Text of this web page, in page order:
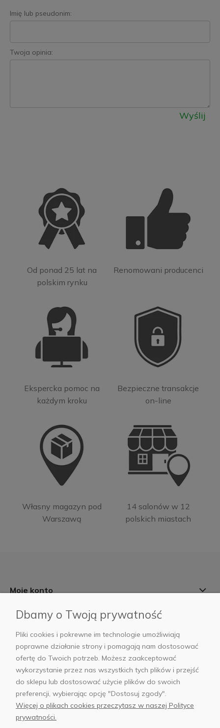
Imię lub pseudonim:
Twoja opinia:
Wyślij
Od ponad 25 lat na
polskim rynku
Renomowani producenci
Ekspercka pomoc na
każdym kroku
Bezpieczne transakcje
on-line
Własny magazyn pod
Warszawą
14 salonów w 12
polskich miastach
Moje konto
Informacje
Płatności i dostawa
AB Foto
Dbamy o Twoją prywatność
Pliki cookies i pokrewne im technologie umożliwiają
poprawne działanie strony i pomagają nam dostosować
ofertę do Twoich potrzeb. Możesz zaakceptować
wykorzystanie przez nas wszystkich tych plików i przejść
do sklepu lub dostosować użycie plików do swoich
preferencji, wybierając opcję "Dostosuj zgody".
Więcej o plikach cookies przeczytasz w naszej Polityce
prywatności.